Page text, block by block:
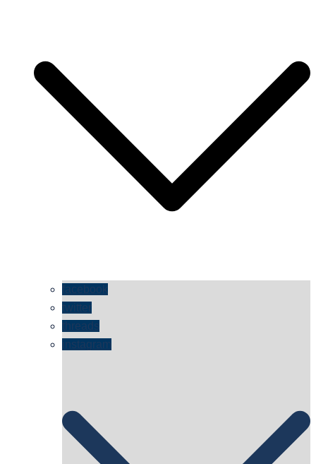
facebook
twitter
threads
instagram